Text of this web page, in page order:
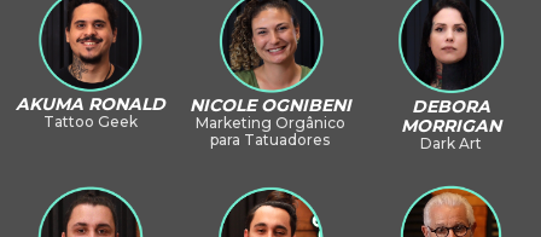
AKUMA RONALD
Tattoo Geek
NICOLE OGNIBENI
Marketing Orgânico
para Tatuadores
DEBORA
MORRIGAN
Dark Art